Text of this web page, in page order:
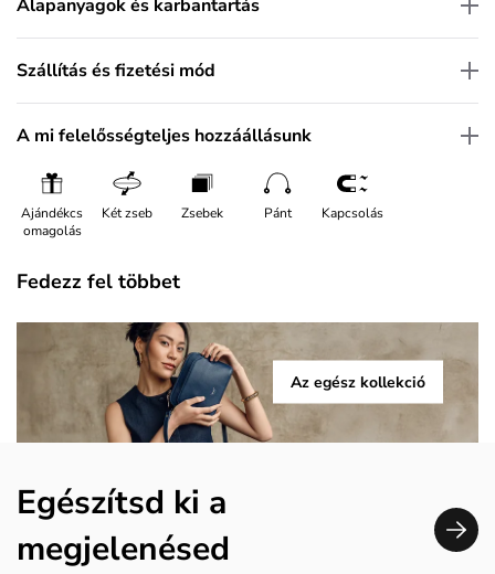
Alapanyagok és karbantartás
Szállítás és fizetési mód
A mi felelősségteljes hozzáállásunk
Ajándékcs
omagolás
Két zseb Zsebek Pánt Kapcsolás
Fedezz fel többet
Az egész kollekció
Egészítsd ki a
megjelenésed